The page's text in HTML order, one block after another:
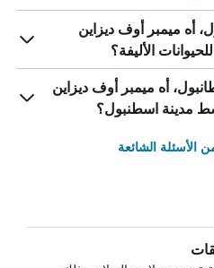
أه ميمبر أوف ديزاين
الأليفة؟
أه ميمبر أوف ديزاين
مدينة اسطنبول؟
الأسئلة الشائعة